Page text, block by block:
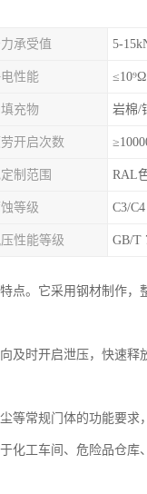
承受值 5-
性能 ≤10⁹Ω
充物 岩棉/
开启次数
制范围 RAL
等级 C3/C4
性能等级 GB/T
点。它采用钢材制作，
及时开启泄压，快速释
常规门体的功能要求
化工车间、危险品仓库